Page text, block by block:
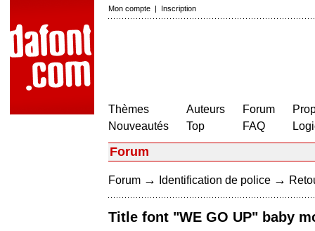
Mon compte | Inscription
Thèmes
Nouveautés
Auteurs
Top
Forum
FAQ
Forum
Forum → Identification de police →
Title font "WE GO UP" baby